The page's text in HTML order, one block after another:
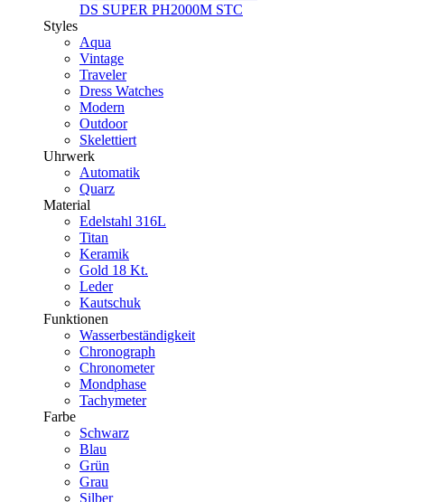
DS SUPER PH2000M STC
Styles
Aqua
Vintage
Traveler
Dress Watches
Modern
Outdoor
Skelettiert
Uhrwerk
Automatik
Quarz
Material
Edelstahl 316L
Titan
Keramik
Gold 18 Kt.
Leder
Kautschuk
Funktionen
Wasserbeständigkeit
Chronograph
Chronometer
Mondphase
Tachymeter
Farbe
Schwarz
Blau
Grün
Grau
Silber